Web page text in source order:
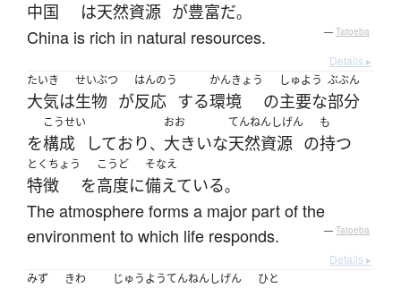
中国 は天然資源 が豊富だ。
China is rich in natural resources. — Tatoeba
Details ▸
たいき
大気は
せいぶつ
生物 が
はんのう
反応 する
かんきょう
環境 の
しゅよう
主要な
ぶぶん
部分
を
こうせい
構成 しており、
おお
大きいな
てんねんしげん
天然資源 の
も
持つ
とくちょう
特徴 を
こうど
高度に
そなえ
備えている。
The atmosphere forms a major part of the
environment to which life responds.
— Tatoeba
Details ▸
みず
きわ じゅうようてんねんしげん ひと